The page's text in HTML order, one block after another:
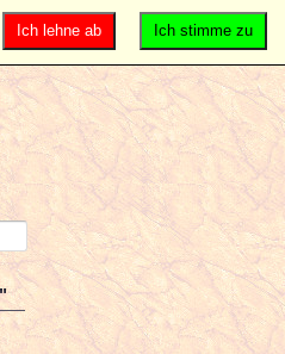
Ich stimme zu
Ich lehne ab